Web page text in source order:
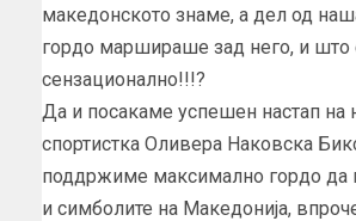
македонското знаме, а дел од
гордо маршираше зад него, и што
сензационално!!!?
Да и посакаме успешен настап на
спортистка Оливера Наковска
поддржиме максимално гордо да
и симболите на Македонија,